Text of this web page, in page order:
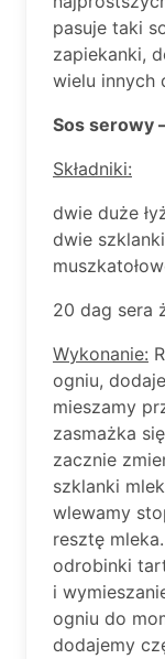
pasuje taki
zapiekanki,
wielu innych
Sos serowy
Składniki:
dwie duże
dwie
20 dag sera
Wykonanie:
ogniu,
mieszamy
zasmażka
zacznie
szklanki
wlewamy
resztę
odrobinki
i
ogniu do
dodajemy